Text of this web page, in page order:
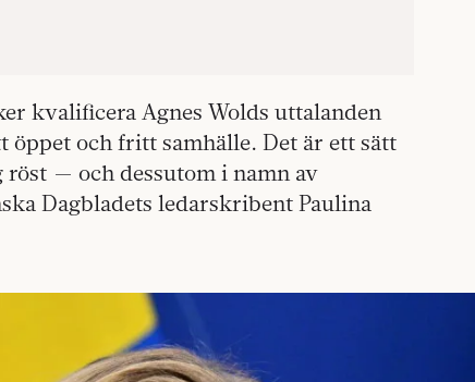
kvalificera Agnes Wolds uttalanden
öppet och fritt samhälle. Det är ett sätt
— och dessutom i namn av
Dagbladets ledarskribent Paulina